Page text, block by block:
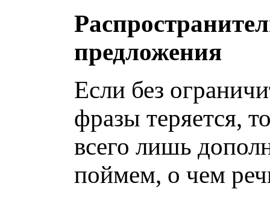
предложения
Если без
фразы теряется,
всего лишь
поймем, о чем